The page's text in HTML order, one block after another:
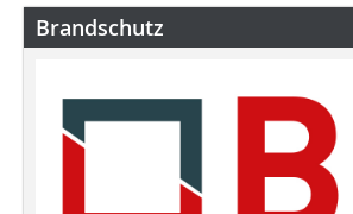
Brandschutz